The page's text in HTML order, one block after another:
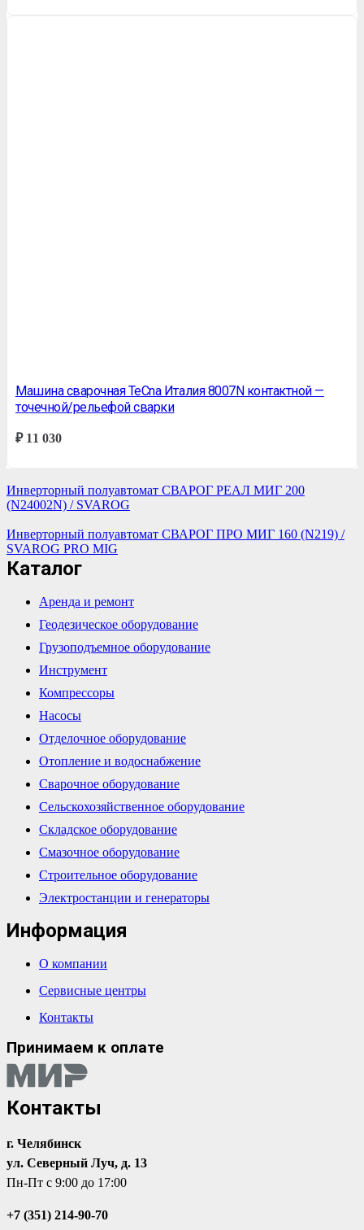
Машина сварочная TeСna Италия 8007N контактной —
точечной/рельефой сварки
₽11 030
Инверторный полуавтомат СВАРОГ РЕАЛ МИГ 200
(N24002N) / SVAROG
Инверторный полуавтомат СВАРОГ ПРО МИГ 160 (N219) /
SVAROG PRO MIG
Каталог
Аренда и ремонт
Геодезическое оборудование
Грузоподъемное оборудование
Инструмент
Компрессоры
Насосы
Отделочное оборудование
Отопление и водоснабжение
Сварочное оборудование
Сельскохозяйственное оборудование
Складское оборудование
Смазочное оборудование
Строительное оборудование
Электростанции и генераторы
Информация
О компании
Сервисные центры
Контакты
Принимаем к оплате
Контакты
г. Челябинск
ул. Северный Луч, д. 13
Пн-Пт с 9:00 до 17:00
+7 (351) 214-90-70